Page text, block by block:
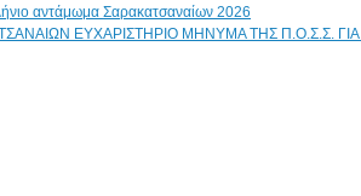
αντάμωμα Σαρακατσαναίων 2026
ΕΥΧΑΡΙΣΤΗΡΙΟ ΜΗΝΥΜΑ ΤΗΣ Π.Ο.Σ.Σ.